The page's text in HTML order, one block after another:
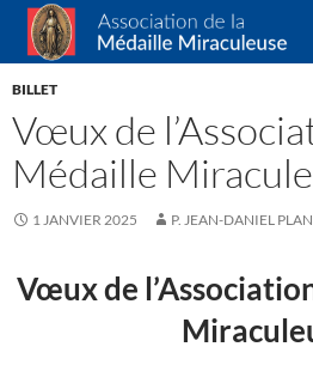
Association de la Médaille
Recherche
ALLER
BILLET
Vœux de
Médaille
1 JANVIER 2025 P. JEAN-DANIEL
Vœux de